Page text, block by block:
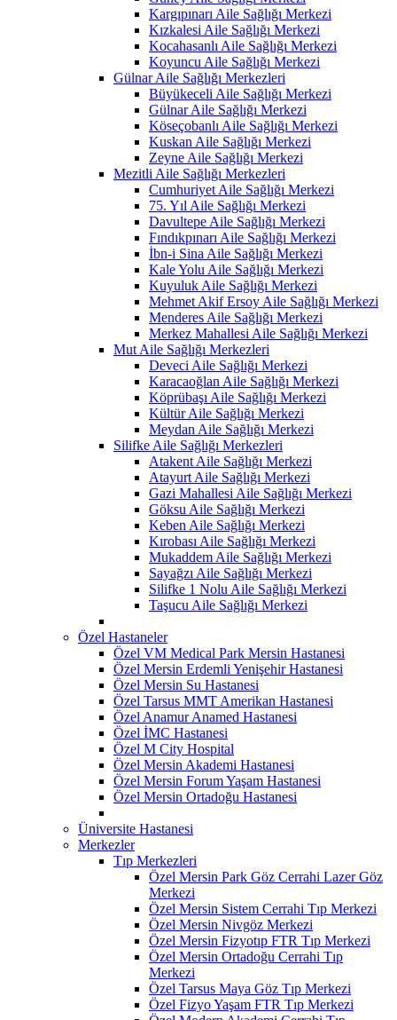
Kargıpınarı Aile Sağlığı Merkezi
Kızkalesi Aile Sağlığı Merkezi
Kocahasanlı Aile Sağlığı Merkezi
Koyuncu Aile Sağlığı Merkezi
Gülnar Aile Sağlığı Merkezleri
Büyükeceli Aile Sağlığı Merkezi
Gülnar Aile Sağlığı Merkezi
Köseçobanlı Aile Sağlığı Merkezi
Kuskan Aile Sağlığı Merkezi
Zeyne Aile Sağlığı Merkezi
Mezitli Aile Sağlığı Merkezleri
Cumhuriyet Aile Sağlığı Merkezi
75. Yıl Aile Sağlığı Merkezi
Davultepe Aile Sağlığı Merkezi
Fındıkpınarı Aile Sağlığı Merkezi
İbn-i Sina Aile Sağlığı Merkezi
Kale Yolu Aile Sağlığı Merkezi
Kuyuluk Aile Sağlığı Merkezi
Mehmet Akif Ersoy Aile Sağlığı Merkezi
Menderes Aile Sağlığı Merkezi
Merkez Mahallesi Aile Sağlığı Merkezi
Mut Aile Sağlığı Merkezleri
Deveci Aile Sağlığı Merkezi
Karacaoğlan Aile Sağlığı Merkezi
Köprübaşı Aile Sağlığı Merkezi
Kültür Aile Sağlığı Merkezi
Meydan Aile Sağlığı Merkezi
Silifke Aile Sağlığı Merkezleri
Atakent Aile Sağlığı Merkezi
Atayurt Aile Sağlığı Merkezi
Gazi Mahallesi Aile Sağlığı Merkezi
Göksu Aile Sağlığı Merkezi
Keben Aile Sağlığı Merkezi
Kırobası Aile Sağlığı Merkezi
Mukaddem Aile Sağlığı Merkezi
Sayağzı Aile Sağlığı Merkezi
Silifke 1 Nolu Aile Sağlığı Merkezi
Taşucu Aile Sağlığı Merkezi
Özel Hastaneler
Özel VM Medical Park Mersin Hastanesi
Özel Mersin Erdemli Yenişehir Hastanesi
Özel Mersin Su Hastanesi
Özel Tarsus MMT Amerikan Hastanesi
Özel Anamur Anamed Hastanesi
Özel İMC Hastanesi
Özel M City Hospital
Özel Mersin Akademi Hastanesi
Özel Mersin Forum Yaşam Hastanesi
Özel Mersin Ortadoğu Hastanesi
Üniversite Hastanesi
Merkezler
Tıp Merkezleri
Özel Mersin Park Göz Cerrahi Lazer Göz
Merkezi
Özel Mersin Sistem Cerrahi Tıp Merkezi
Özel Mersin Nivgöz Merkezi
Özel Mersin Fizyotıp FTR Tıp Merkezi
Özel Mersin Ortadoğu Cerrahi Tıp
Merkezi
Özel Tarsus Maya Göz Tıp Merkezi
Özel Fizyo Yaşam FTR Tıp Merkezi